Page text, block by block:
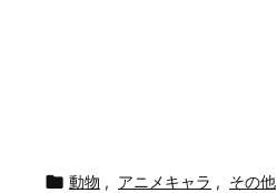
 動物 , アニメキャラ , その他